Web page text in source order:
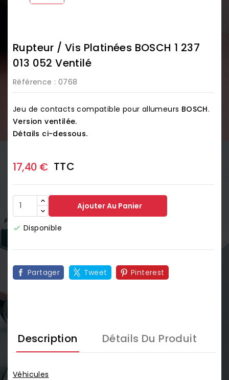
Rupteur / Vis Platinées BOSCH 1 237
013 052 Ventilé
Référence : 0768
Jeu de contacts compatible pour allumeurs BOSCH.
Version ventilée.
Détails ci-dessous.
17,40 € TTC
Ajouter Au Panier
 Disponible
Partager Tweet Pinterest
Description Détails Du Produit
Véhicules